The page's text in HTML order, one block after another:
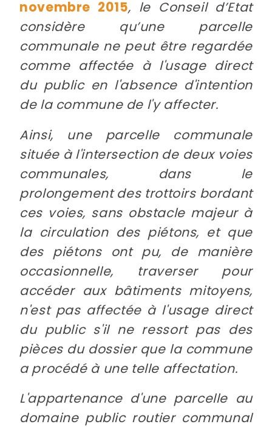
novembre 2015, le Conseil d’Etat
considère qu’une parcelle
communale ne peut être regardée
comme affectée à l'usage direct
du public en l'absence d'intention
de la commune de l'y affecter.
Ainsi, une parcelle communale
située à l'intersection de deux voies
communales, dans le
prolongement des trottoirs bordant
ces voies, sans obstacle majeur à
la circulation des piétons, et que
des piétons ont pu, de manière
occasionnelle, traverser pour
accéder aux bâtiments mitoyens,
n'est pas affectée à l'usage direct
du public s'il ne ressort pas des
pièces du dossier que la commune
a procédé à une telle affectation.
L'appartenance d'une parcelle au
domaine public routier communal